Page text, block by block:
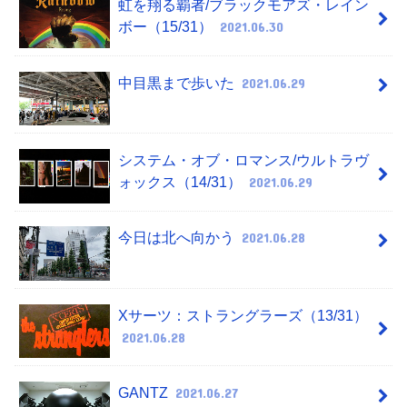
虹を翔る覇者/ブラックモアズ・レイン
ボー（15/31）
2021.06.30
中目黒まで歩いた 2021.06.29
システム・オブ・ロマンス/ウルトラヴ
ォックス（14/31）
2021.06.29
今日は北へ向かう 2021.06.28
Xサーツ：ストラングラーズ（13/31）
2021.06.28
GANTZ 2021.06.27